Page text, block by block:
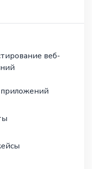
веб-
приложений